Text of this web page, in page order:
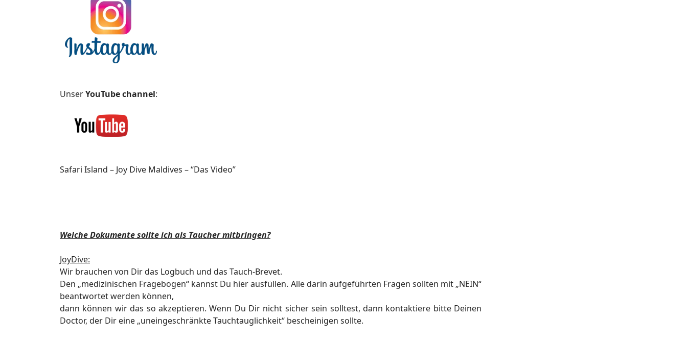
UnserYouTube channel:
Safari Island – Joy Dive Maldives – “Das Video”
Welche Dokumente sollte ich als Taucher mitbringen?
JoyDive:
Wir brauchen von Dir das Logbuch und das Tauch-Brevet.
Den „medizinischen Fragebogen“ kannst Du hier ausfüllen. Alle darin aufgeführten Fragen sollten mit „NEIN“
beantwortet werden können,
dann können wir das so akzeptieren. Wenn Du Dir nicht sicher sein solltest, dann kontaktiere bitte Deinen
Doctor, der Dir eine „uneingeschränkteTauchtauglichkeit“ bescheinigen sollte.